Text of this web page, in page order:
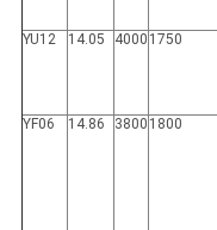
YU12
14.05 4000 1750
YF06
14.86 3800 1800